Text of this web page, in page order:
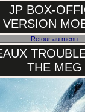
JP BOX-
VERSION
Retour au menu
THE MEG